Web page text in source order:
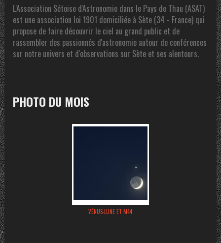
L'Association Sétoise d'Astronomie dans le Pays de Thau (ASAT)
est une association loi 1901 domiciliée à Sète (34 - France) qui
propose de faire découvrir le ciel au grand public et de
rassembler des passionnés d'astronomie autour de conférences
sur notre univers et d'observations sur Sète et ses alentours.
PHOTO DU MOIS
VÉNUS-LUNE ET M44